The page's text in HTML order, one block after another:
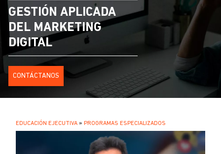
GESTIÓN APLICADA
DEL MARKETING
DIGITAL
CONTÁCTANOS
.SOBRESCRIBIR
EDUCACIÓN EJECUTIVA PROGRAMAS ESPECIALIZADOS